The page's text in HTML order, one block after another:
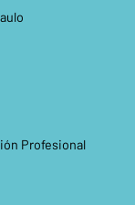
Profesional